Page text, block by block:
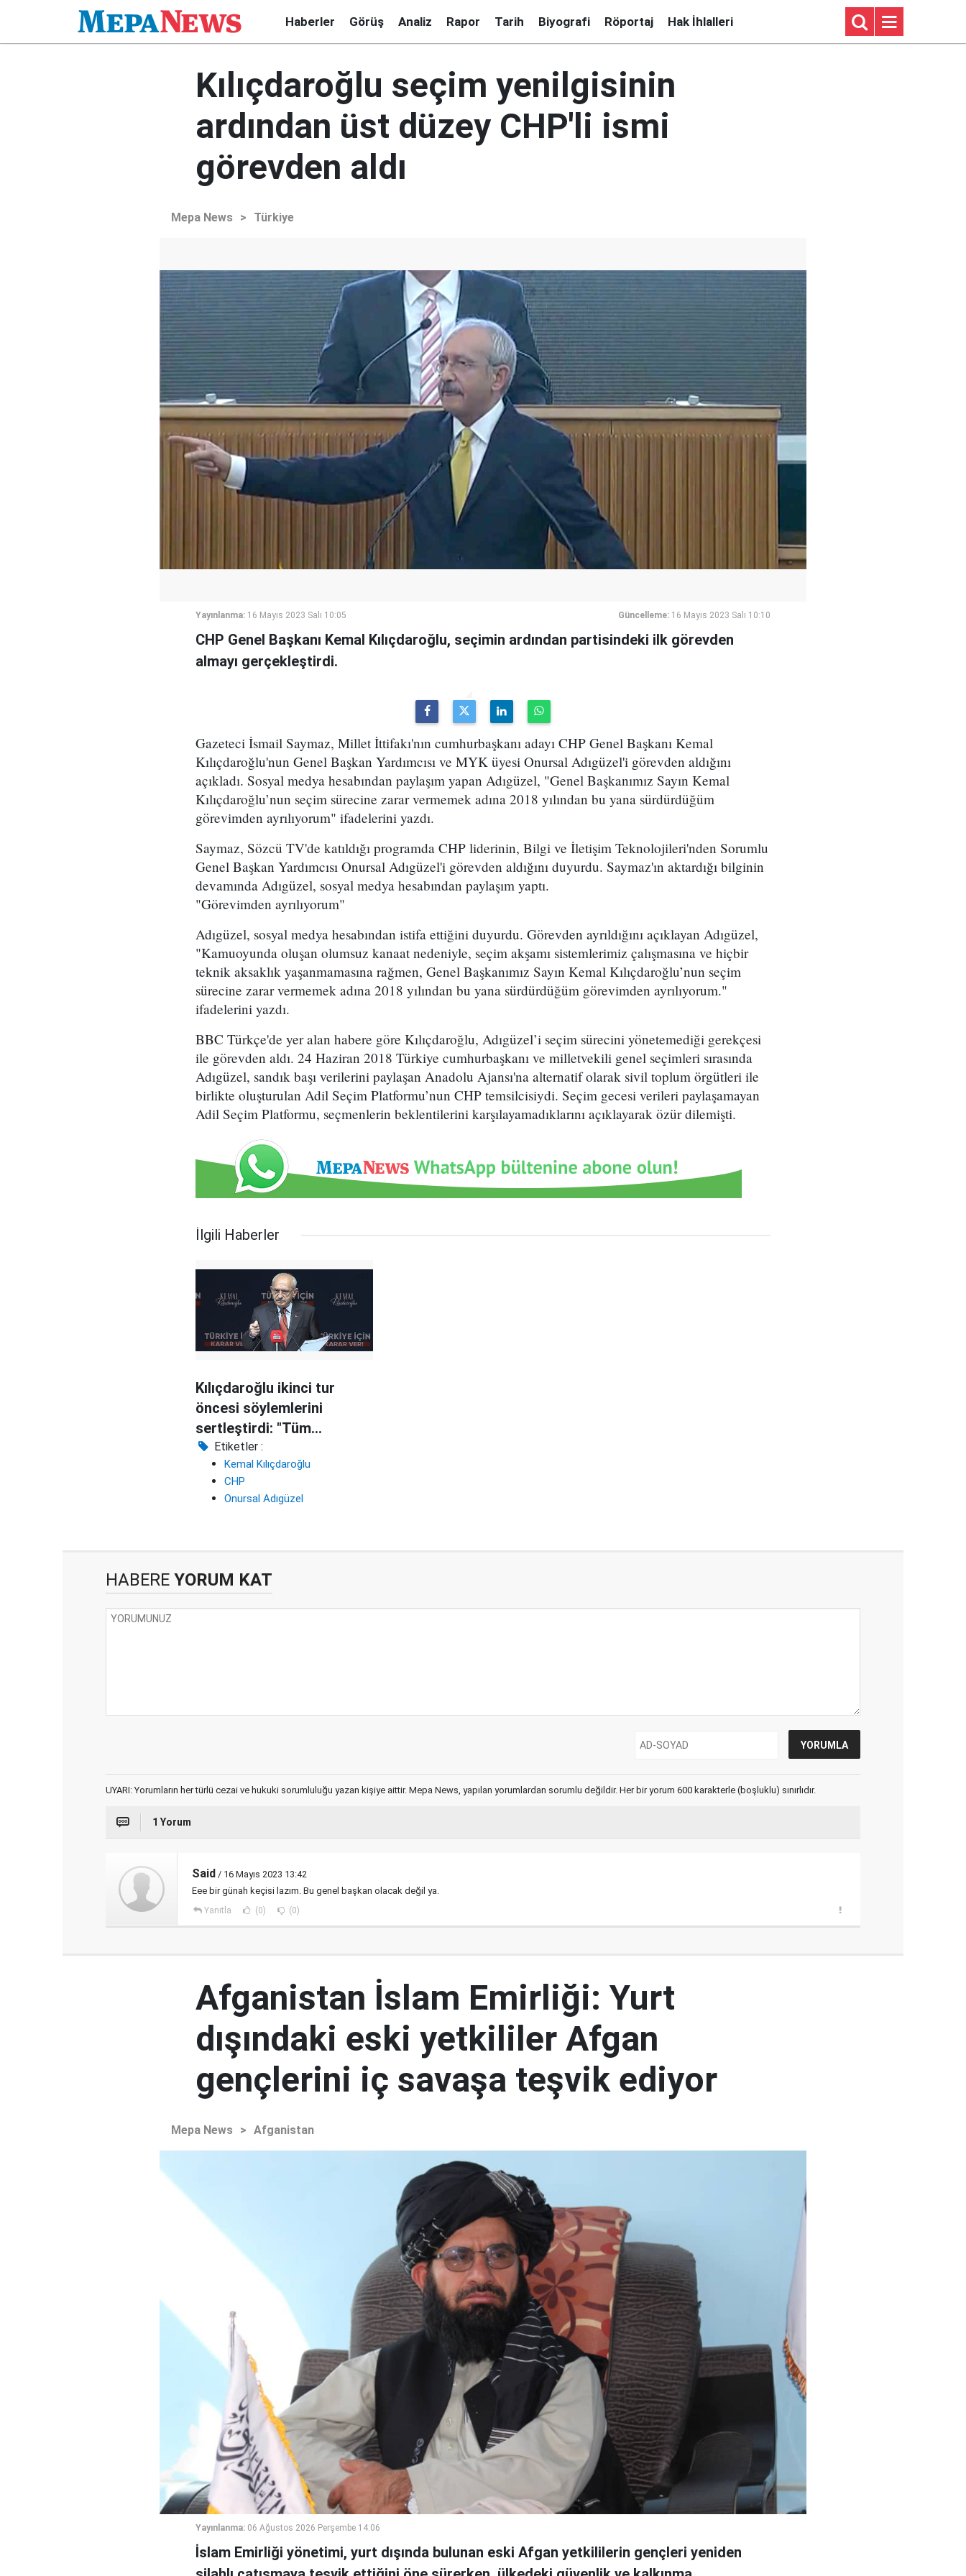
Haberler Görüş Analiz Rapor Tarih Biyografi Röportaj Hak İhlalleri
Kılıçdaroğlu seçim yenilgisinin
ardından üst düzey CHP'li ismi
görevden aldı
Mepa News > Türkiye
Yayınlanma: 16 Mayıs 2023 Salı 10:05 Güncelleme: 16 Mayıs 2023 Salı 10:10
CHP Genel Başkanı Kemal Kılıçdaroğlu, seçimin ardından partisindeki ilk görevden
almayı gerçekleştirdi.
Gazeteci İsmail Saymaz, Millet İttifakı'nın cumhurbaşkanı adayı CHP Genel Başkanı Kemal
Kılıçdaroğlu'nun Genel Başkan Yardımcısı ve MYK üyesi Onursal Adıgüzel'i görevden aldığını
açıkladı. Sosyal medya hesabından paylaşım yapan Adıgüzel, "Genel Başkanımız Sayın Kemal
Kılıçdaroğlu’nun seçim sürecine zarar vermemek adına 2018 yılından bu yana sürdürdüğüm
görevimden ayrılıyorum" ifadelerini yazdı.
Saymaz, Sözcü TV'de katıldığı programda CHP liderinin, Bilgi ve İletişim Teknolojileri'nden Sorumlu
Genel Başkan Yardımcısı Onursal Adıgüzel'i görevden aldığını duyurdu. Saymaz'ın aktardığı bilginin
devamında Adıgüzel, sosyal medya hesabından paylaşım yaptı.
"Görevimden ayrılıyorum"
Adıgüzel, sosyal medya hesabından istifa ettiğini duyurdu. Görevden ayrıldığını açıklayan Adıgüzel,
"Kamuoyunda oluşan olumsuz kanaat nedeniyle, seçim akşamı sistemlerimiz çalışmasına ve hiçbir
teknik aksaklık yaşanmamasına rağmen, Genel Başkanımız Sayın Kemal Kılıçdaroğlu’nun seçim
sürecine zarar vermemek adına 2018 yılından bu yana sürdürdüğüm görevimden ayrılıyorum."
ifadelerini yazdı.
BBC Türkçe'de yer alan habere göre Kılıçdaroğlu, Adıgüzel’i seçim sürecini yönetemediği gerekçesi
ile görevden aldı. 24 Haziran 2018 Türkiye cumhurbaşkanı ve milletvekili genel seçimleri sırasında
Adıgüzel, sandık başı verilerini paylaşan Anadolu Ajansı'na alternatif olarak sivil toplum örgütleri ile
birlikte oluşturulan Adil Seçim Platformu’nun CHP temsilcisiydi. Seçim gecesi verileri paylaşamayan
Adil Seçim Platformu, seçmenlerin beklentilerini karşılayamadıklarını açıklayarak özür dilemişti.
İlgili Haberler
Kılıçdaroğlu ikinci tur
öncesi söylemlerini
sertleştirdi: "Tüm
mültecileri göndereceğim"
Etiketler :
Kemal Kılıçdaroğlu
CHP
Onursal Adıgüzel
HABERE YORUM KAT
UYARI: Yorumların her türlü cezai ve hukuki sorumluluğu yazan kişiye aittir. Mepa News, yapılan yorumlardan sorumlu değildir. Her bir yorum 600 karakterle (boşluklu) sınırlıdır.
1 Yorum
Said / 16 Mayıs 2023 13:42
Eee bir günah keçisi lazım. Bu genel başkan olacak değil ya.
Yanıtla (0) (0)
Afganistan İslam Emirliği: Yurt
dışındaki eski yetkililer Afgan
gençlerini iç savaşa teşvik ediyor
Mepa News > Afganistan
Yayınlanma: 06 Ağustos 2026 Perşembe 14:06
İslam Emirliği yönetimi, yurt dışında bulunan eski Afgan yetkililerin gençleri yeniden